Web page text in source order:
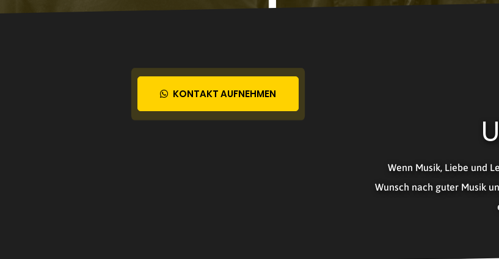
KONTAKT AUFNEHMEN
Wenn Musik, Liebe und
Wunsch nach guter Musik